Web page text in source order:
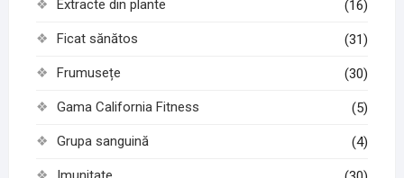
Extracte din plante (16)
Ficat sănătos (31)
Frumusețe (30)
Gama California Fitness (5)
Grupa sanguină (4)